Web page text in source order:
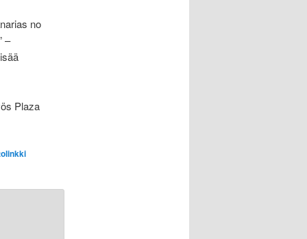
no
–
Plaza